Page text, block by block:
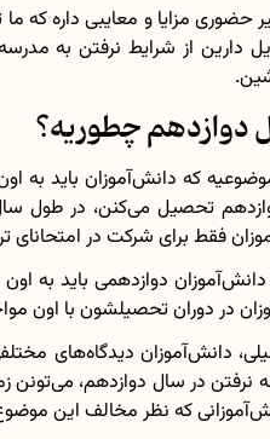
مزایا و معایبی داره که
دارین از شرایط نرفتن به
چطوریه؟
که دانش‌آموزان باید به
تحصیل می‌کنن، در طول
فقط برای شرکت در امتحانای
دوازدهمی باید به اون
در دوران تحصیلشون با اون
دانش‌آموزان دیدگاه‌های
نرفتن در سال دوازدهم،
که نظر مخالف این